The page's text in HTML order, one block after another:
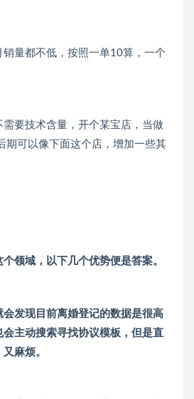
量都不低，按照一单10算，一个
要技术含量，开个某宝店，当做
期可以像下面这个店，增加一些其
领域，以下几个优势便是答案。
发现目前离婚登记的数据是很高
主动搜索寻找协议模板，但是直
麻烦。